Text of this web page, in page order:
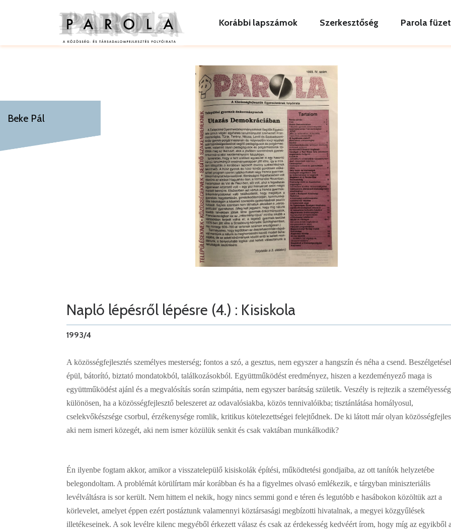
Beke Pál
Korábbi lapszámok Szerkesztőség Parola
Napló lépésről lépésre (4.) : Kisiskola
1993/4
A közösségfejlesztés személyes mesterség; fontos a szó, a gesztus, nem egyszer a hangszín és néha a csend.
épül, bátorító, biztató mondatokból, találkozásokból. Együttműködést eredményez, hiszen a kezdeményező maga is
együttműködést ajánl és a megvalósítás során szimpátia, nem egyszer barátság születik. Veszély is rejtezik a
különösen, ha a közösségfejlesztő beleszeret az odavalósiakba, közös tennivalóikba; tisztánlátása homályosul,
cselekvőkészsége csorbul, érzékenysége romlik, kritikus kötelezettségei felejtődnek. De ki látott már olyan
aki nem ismeri közegét, aki nem ismer közülük senkit és csak vaktában munkálkodik?
Én ilyenbe fogtam akkor, amikor a visszatelepülő kisiskolák építési, működtetési gondjaiba, az ott tanítók helyzetébe
belegondoltam. A problémát körülírtam már korábban és ha a figyelmes olvasó emlékezik, e tárgyban miniszteriális
levélváltásra is sor került. Nem hittem el nekik, hogy nincs semmi gond e téren és legutóbb e hasábokon közöltük azt a
körlevelet, amelyet éppen ezért postáztunk valamennyi köztársasági megbízotti hivatalnak, a megyei közgyűlések
illetékeseinek. A sok levélre kilenc megyéből érkezett válasz és csak az érdekesség kedvéért írom, hogy míg az egyikből